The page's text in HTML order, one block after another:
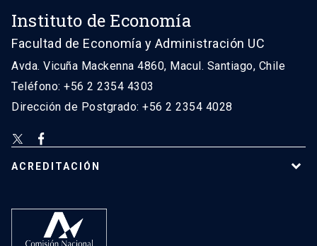
Instituto de Economía
Facultad de Economía y Administración UC
Avda. Vicuña Mackenna 4860, Macul. Santiago, Chile
Teléfono: +56 2 2354 4303
Dirección de Postgrado: +56 2 2354 4028
ACREDITACIÓN